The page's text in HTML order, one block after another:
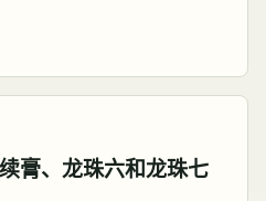
膏、龙珠六和龙珠七